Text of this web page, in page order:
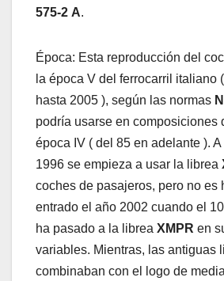
575-2 A.
Época: Esta reproducción del
la época V del ferrocarril italiano
hasta 2005 ), según las normas
podría usarse en composiciones
época IV ( del 85 en adelante ).
1996 se empieza a usar la librea
coches de pasajeros, pero no es
entrado el año 2002 cuando el
ha pasado a la librea XMPR en
variables. Mientras, las antiguas
combinaban con el logo de